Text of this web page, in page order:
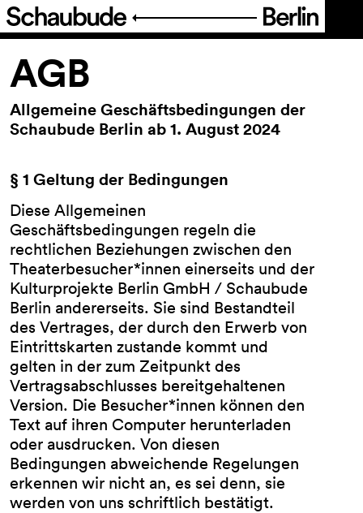
Programm
Ticket
Barrierefreiheit
Über uns
AGB
Allgemeine Geschäftsbedingungen der
Schaubude Berlin ab 1. August 2024
§ 1 Geltung der Bedingungen
Diese Allgemeinen
Geschäftsbedingungen regeln die
rechtlichen Beziehungen zwischen den
Theaterbesucher*innen einerseits und der
Kulturprojekte Berlin GmbH / Schaubude
Berlin andererseits. Sie sind Bestandteil
des Vertrages, der durch den Erwerb von
Eintrittskarten zustande kommt und
gelten in der zum Zeitpunkt des
Vertragsabschlusses bereitgehaltenen
Version. Die Besucher*innen können den
Text auf ihren Computer herunterladen
oder ausdrucken. Von diesen
Bedingungen abweichende Regelungen
erkennen wir nicht an, es sei denn, sie
werden von uns schriftlich bestätigt.